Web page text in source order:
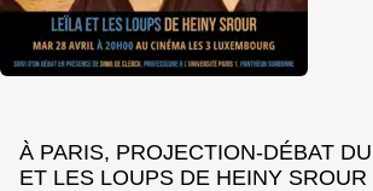
À PARIS, PROJECTION-DÉBAT
ET LES LOUPS DE HEINY SROUR